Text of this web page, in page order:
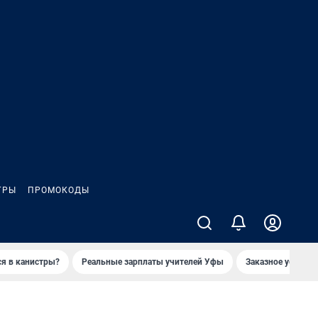
ПРОМОКОДЫ
в канистры? Реальные зарплаты учителей Уфы Заказное